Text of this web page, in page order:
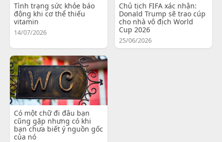
Tình trạng sức khỏe báo
động khi cơ thể thiếu
vitamin
14/07/2026
Chủ tịch FIFA xác nhận:
Donald Trump sẽ trao cúp
cho nhà vô địch World
Cup 2026
25/06/2026
Có một chữ đi đâu bạn
cũng gặp nhưng có khi
bạn chưa biết ý nguồn gốc
của nó